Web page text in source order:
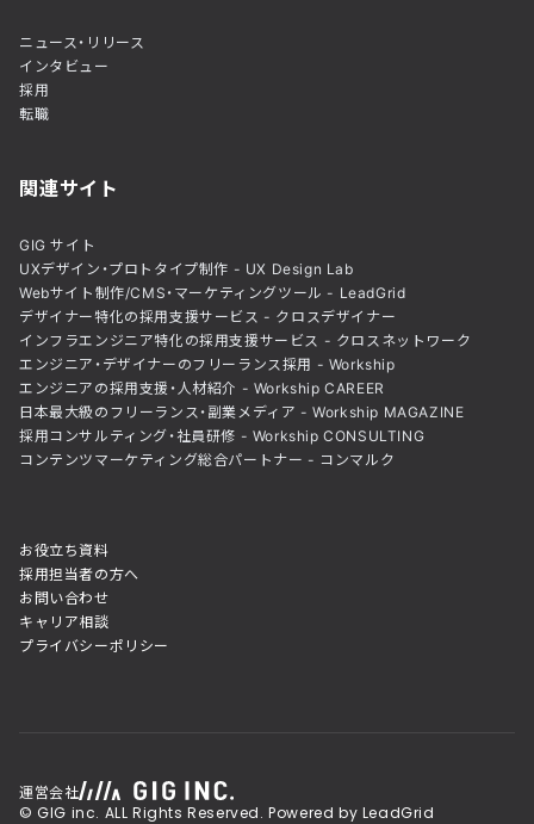
ニュース・リリース
インタビュー
採用
転職
関連サイト
GIG サイト
UXデザイン・プロトタイプ制作 - UX Design Lab
Webサイト制作/CMS・マーケティングツール - LeadGrid
デザイナー特化の採用支援サービス - クロスデザイナー
インフラエンジニア特化の採用支援サービス - クロスネットワーク
エンジニア・デザイナーのフリーランス採用 - Workship
エンジニアの採用支援・人材紹介 - Workship CAREER
日本最大級のフリーランス・副業メディア - Workship MAGAZINE
採用コンサルティング・社員研修 - Workship CONSULTING
コンテンツマーケティング総合パートナー - コンマルク
お役立ち資料
採用担当者の方へ
お問い合わせ
キャリア相談
プライバシーポリシー
運営会社
© GIG inc. ALL Rights Reserved. Powered by LeadGrid